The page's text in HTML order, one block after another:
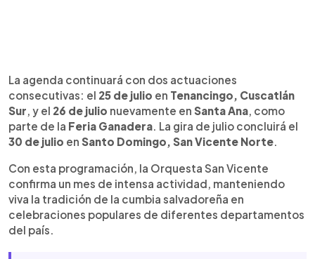
La agenda continuará con dos actuaciones
consecutivas: el 25 de julio en Tenancingo, Cuscatlán
Sur, y el 26 de julio nuevamente en Santa Ana, como
parte de la Feria Ganadera. La gira de julio concluirá el
30 de julio en Santo Domingo, San Vicente Norte.
Con esta programación, la Orquesta San Vicente
confirma un mes de intensa actividad, manteniendo
viva la tradición de la cumbia salvadoreña en
celebraciones populares de diferentes departamentos
del país.